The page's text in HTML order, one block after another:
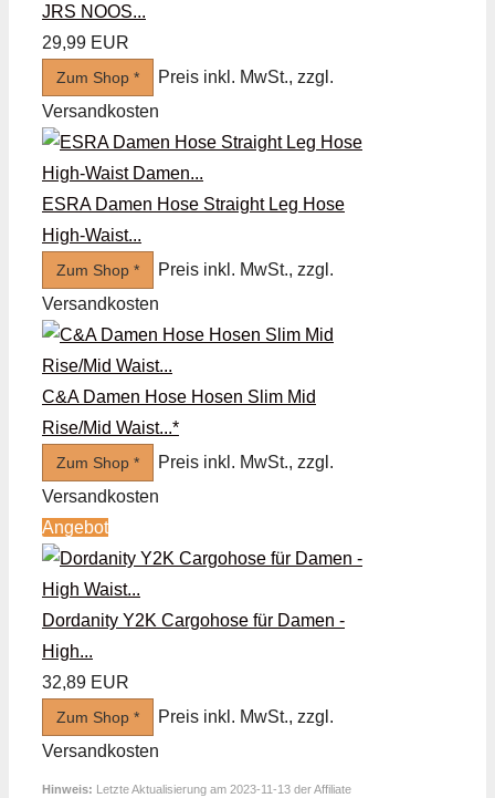
JRS NOOS...
29,99 EUR
Zum Shop *
Preis inkl. MwSt., zzgl.
Versandkosten
ESRA Damen Hose Straight Leg Hose
High-Waist...
Zum Shop *
Preis inkl. MwSt., zzgl.
Versandkosten
C&A Damen Hose Hosen Slim Mid
Rise/Mid Waist...*
Zum Shop *
Preis inkl. MwSt., zzgl.
Versandkosten
Angebot
Dordanity Y2K Cargohose für Damen -
High...
32,89 EUR
Zum Shop *
Preis inkl. MwSt., zzgl.
Versandkosten
Hinweis: Letzte Aktualisierung am 2023-11-13 der Affiliate